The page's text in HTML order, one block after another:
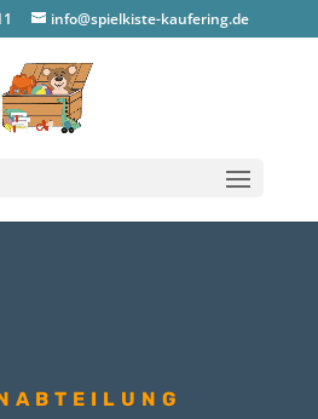
info@spielkiste-kaufering.de